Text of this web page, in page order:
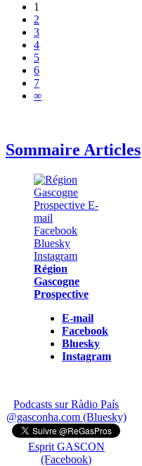
1
2
3
4
5
6
7
∞
Sommaire Articles
Région
Gascogne
Prospective
E-mail
Facebook
Bluesky
Instagram
Podcasts sur Ràdio País
@gasconha.com (Bluesky)
Esprit GASCON
(Facebook)